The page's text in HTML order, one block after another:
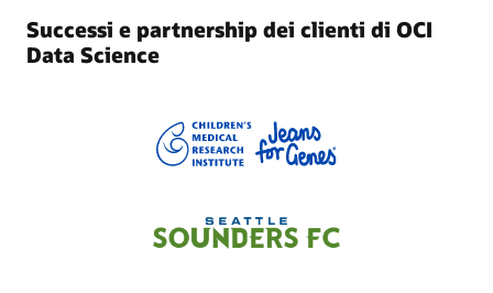
Successi e partnership dei clienti di OCI
Data Science